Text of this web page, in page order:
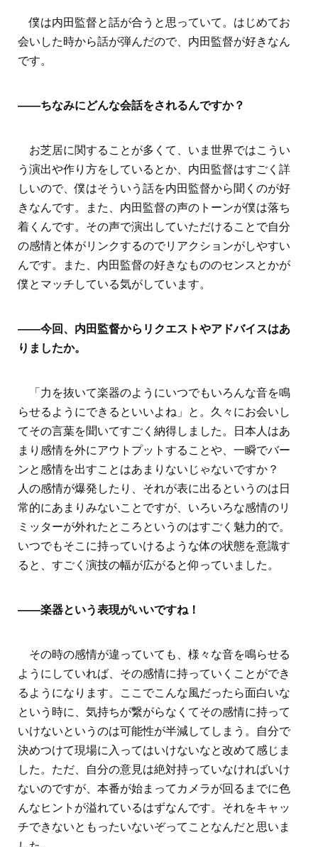
僕は内田監督と話が合うと思っていて。はじめてお
会いした時から話が弾んだので、内田監督が好きなん
です。
――ちなみにどんな会話をされるんですか？
お芝居に関することが多くて、いま世界ではこうい
う演出や作り方をしているとか、内田監督はすごく詳
しいので、僕はそういう話を内田監督から聞くのが好
きなんです。また、内田監督の声のトーンが僕は落ち
着くんです。その声で演出していただけることで自分
の感情と体がリンクするのでリアクションがしやすい
んです。また、内田監督の好きなもののセンスとかが
僕とマッチしている気がしています。
――今回、内田監督からリクエストやアドバイスはあ
りましたか。
「力を抜いて楽器のようにいつでもいろんな音を鳴
らせるようにできるといいよね」と。久々にお会いし
てその言葉を聞いてすごく納得しました。日本人はあ
まり感情を外にアウトプットすることや、一瞬でバー
ンと感情を出すことはあまりないじゃないですか？
人の感情が爆発したり、それが表に出るというのは日
常的にあまりみないことですが、いろいろな感情のリ
ミッターが外れたところというのはすごく魅力的で。
いつでもそこに持っていけるような体の状態を意識す
ると、すごく演技の幅が広がると仰っていました。
――楽器という表現がいいですね！
その時の感情が違っていても、様々な音を鳴らせる
ようにしていれば、その感情に持っていくことができ
るようになります。ここでこんな風だったら面白いな
という時に、気持ちが繋がらなくてその感情に持って
いけないというのは可能性が半減してしまう。自分で
決めつけて現場に入ってはいけないなと改めて感じま
した。ただ、自分の意見は絶対持っていなければいけ
ないのですが、本番が始まってカメラが回るまでに色
んなヒントが溢れているはずなんです。それをキャッ
チできないともったいないぞってことなんだと思いま